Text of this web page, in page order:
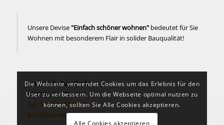
Unsere Devise "Einfach schöner wohnen"bedeutet für Sie
Wohnen mit besonderem Flair in solider Bauqualität!
Lenz Wohnbau GmbH
6837 Weiler, Treiet 1
Tel.: 05523 / 52391-0
info@lenz-wohnbau.at
Die Webseite verwendet Cookies um das Erlebnis für den
User zu verbessern. Um die Webseite optimal nutzen zu
können, sollten Sie Alle Cookies akzeptieren.